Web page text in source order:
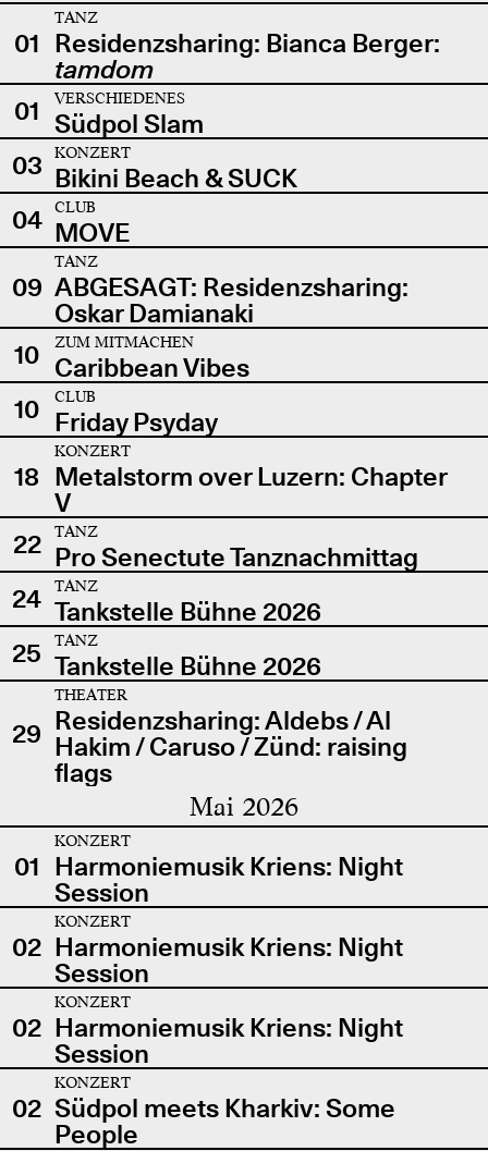
01
TANZ
Residenzsharing: Bianca Berger:
tamdom
01
VERSCHIEDENES
Südpol Slam
03
KONZERT
Bikini Beach & SUCK
04
CLUB
MOVE
09
TANZ
ABGESAGT: Residenzsharing:
Oskar Damianaki
10
ZUM MITMACHEN
Caribbean Vibes
10
CLUB
Friday Psyday
18
KONZERT
Metalstorm over Luzern: Chapter
V
22
TANZ
Pro Senectute Tanznachmittag
24
TANZ
Tankstelle Bühne 2026
25
TANZ
Tankstelle Bühne 2026
29
THEATER
Residenzsharing: Aldebs / Al
Hakim / Caruso / Zünd: raising
flags
Mai 2026
01
KONZERT
Harmoniemusik Kriens: Night
Session
02
KONZERT
Harmoniemusik Kriens: Night
Session
02
KONZERT
Harmoniemusik Kriens: Night
Session
02
KONZERT
Südpol meets Kharkiv: Some
People